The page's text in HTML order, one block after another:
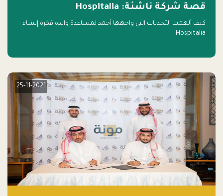
قصة شركة ناشئة: Hospitalia
كيف ألهمت التحديات التي واجهها أحمد لمساعدة والده فكرة إنشاء
Hospitalia
25-11-2021